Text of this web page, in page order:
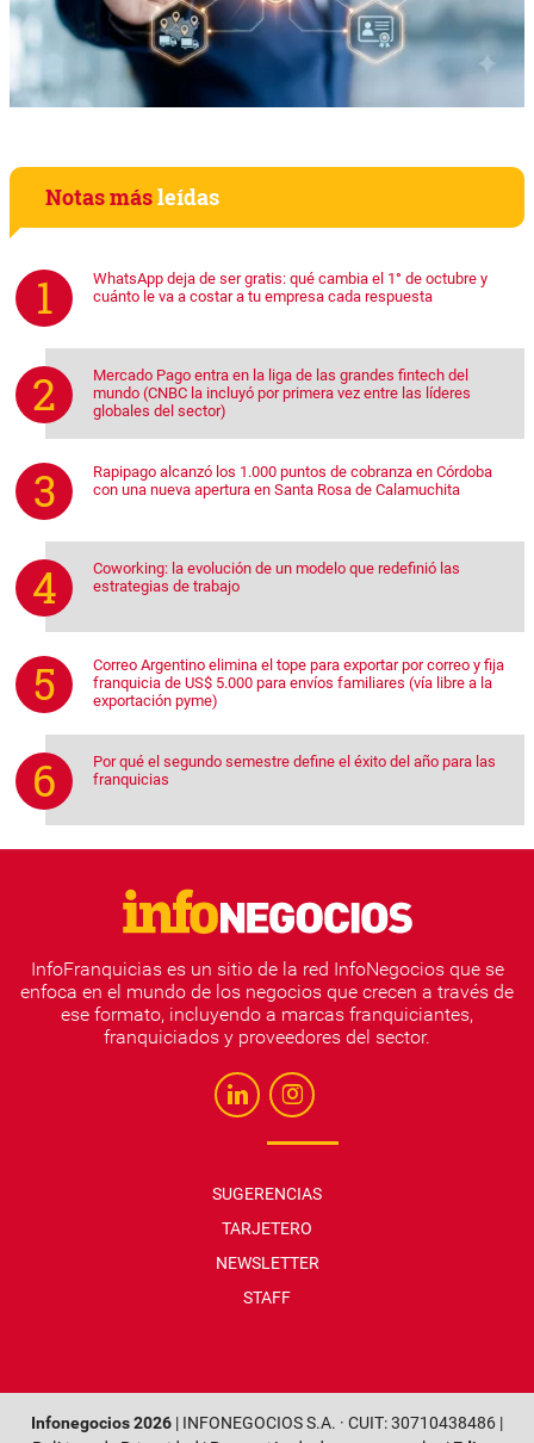
Notas másleídas
WhatsApp deja de ser gratis: qué cambia el 1° de octubre y
cuánto le va a costar a tu empresa cada respuesta
Mercado Pago entra en la liga de las grandes fintech del
mundo (CNBC la incluyó por primera vez entre las líderes
globales del sector)
Rapipago alcanzó los 1.000 puntos de cobranza en Córdoba
con una nueva apertura en Santa Rosa de Calamuchita
Coworking: la evolución de un modelo que redefinió las
estrategias de trabajo
Correo Argentino elimina el tope para exportar por correo y fija
franquicia de US$ 5.000 para envíos familiares (vía libre a la
exportación pyme)
Por qué el segundo semestre define el éxito del año para las
franquicias
InfoFranquicias es un sitio de la red InfoNegocios que se
enfoca en el mundo de los negocios que crecen a través de
ese formato, incluyendo a marcas franquiciantes,
franquiciados y proveedores del sector.
SUGERENCIAS
TARJETERO
NEWSLETTER
STAFF
Infonegocios 2026 | INFONEGOCIOS S.A. · CUIT: 30710438486 |